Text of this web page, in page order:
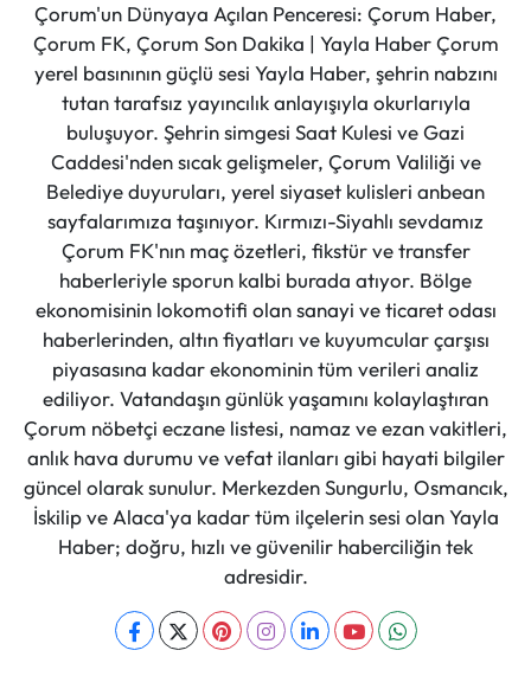
Çorum'un Dünyaya Açılan Penceresi: Çorum Haber,
Çorum FK, Çorum Son Dakika | Yayla Haber Çorum
yerel basınının güçlü sesi Yayla Haber, şehrin nabzını
tutan tarafsız yayıncılık anlayışıyla okurlarıyla
buluşuyor. Şehrin simgesi Saat Kulesi ve Gazi
Caddesi'nden sıcak gelişmeler, Çorum Valiliği ve
Belediye duyuruları, yerel siyaset kulisleri anbean
sayfalarımıza taşınıyor. Kırmızı-Siyahlı sevdamız
Çorum FK'nın maç özetleri, fikstür ve transfer
haberleriyle sporun kalbi burada atıyor. Bölge
ekonomisinin lokomotifi olan sanayi ve ticaret odası
haberlerinden, altın fiyatları ve kuyumcular çarşısı
piyasasına kadar ekonominin tüm verileri analiz
ediliyor. Vatandaşın günlük yaşamını kolaylaştıran
Çorum nöbetçi eczane listesi, namaz ve ezan vakitleri,
anlık hava durumu ve vefat ilanları gibi hayati bilgiler
güncel olarak sunulur. Merkezden Sungurlu, Osmancık,
İskilip ve Alaca'ya kadar tüm ilçelerin sesi olan Yayla
Haber; doğru, hızlı ve güvenilir haberciliğin tek
adresidir.